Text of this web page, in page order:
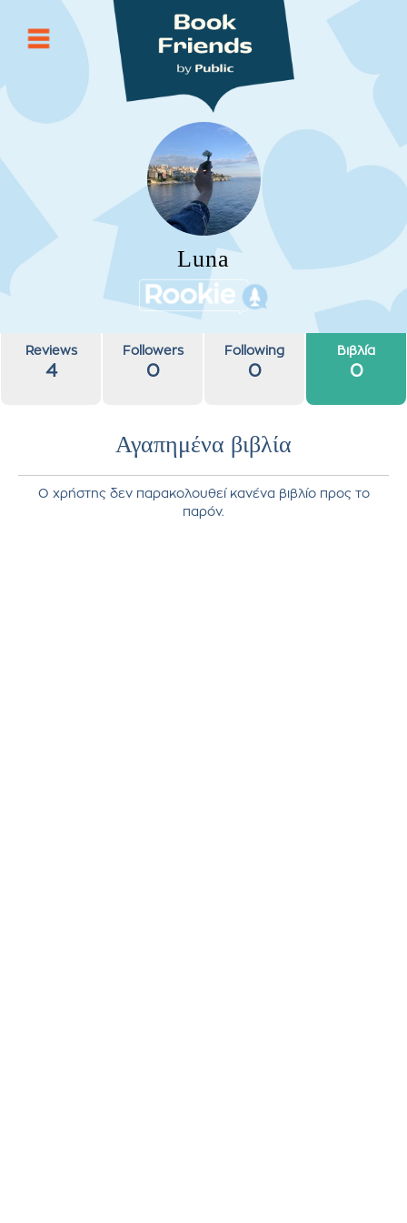
Luna
Reviews
4
Followers
0
Following
0
Βιβλία
0
Αγαπημένα βιβλία
Ο χρήστης δεν παρακολουθεί κανένα βιβλίο προς το
παρόν.